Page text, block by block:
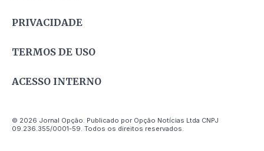
PRIVACIDADE
TERMOS DE USO
ACESSO INTERNO
© 2026 Jornal Opção. Publicado por Opção Notícias Ltda CNPJ
09.236.355/0001-59. Todos os direitos reservados.